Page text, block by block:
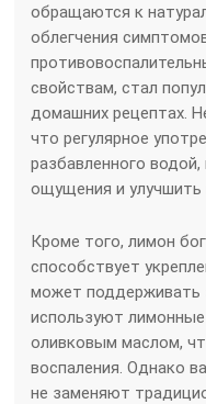
обращаются к
облегчения
свойствам, стал
домашних рецептах.
что регулярное
разбавленного
ощущения и улучшить
Кроме того, лимон
способствует
может поддерживать
используют
оливковым маслом,
воспаления. Однако
не заменяют